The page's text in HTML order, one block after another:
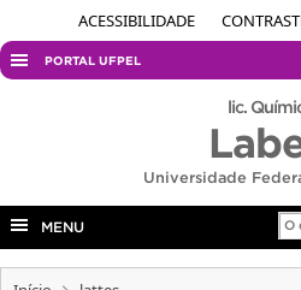
ACESSIBILIDADE
PORTAL UFPEL
CONCURSOS
EDITAIS
lic.
Universidade
MENU